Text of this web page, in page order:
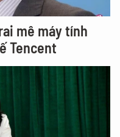
mê máy tính
Tencent